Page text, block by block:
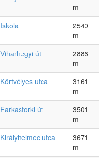
m
Iskola
2549
m
Viharhegyi út
2886
m
Körtvélyes utca
3161
m
Farkastorki út
3501
m
Királyhelmec utca
3671
m